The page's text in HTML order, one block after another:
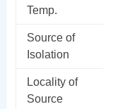
Temp.
Source of
Isolation
Locality of
Source